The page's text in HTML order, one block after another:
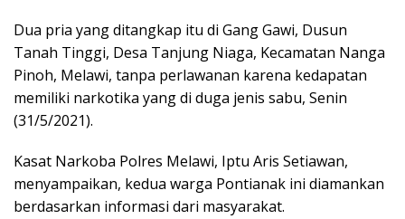
Dua pria yang ditangkap itu di Gang Gawi, Dusun
Tanah Tinggi, Desa Tanjung Niaga, Kecamatan Nanga
Pinoh, Melawi, tanpa perlawanan karena kedapatan
memiliki narkotika yang di duga jenis sabu, Senin
(31/5/2021).
Kasat Narkoba Polres Melawi, Iptu Aris Setiawan,
menyampaikan, kedua warga Pontianak ini diamankan
berdasarkan informasi dari masyarakat.